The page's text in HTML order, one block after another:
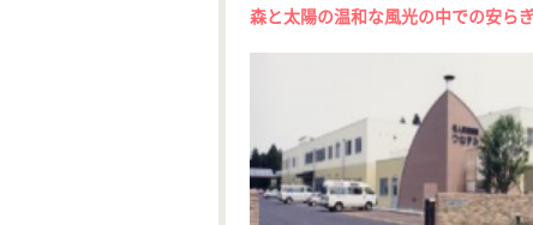
森と太陽の温和な風光の中での安ら